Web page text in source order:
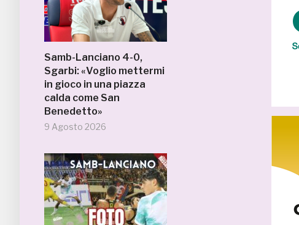
Samb-Lanciano 4-0,
Sgarbi: «Voglio mettermi
in gioco in una piazza
calda come San
Benedetto»
9 Agosto 2026